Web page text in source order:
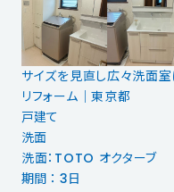
サイズを見直し広々洗面室
リフォーム｜東京都
戸建て
洗面
洗面：TOTO オクターブ
期間 ： 3日